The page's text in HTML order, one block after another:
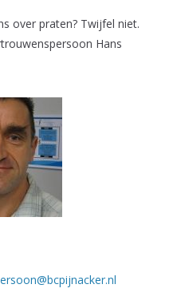
over praten? Twijfel niet.
Hans